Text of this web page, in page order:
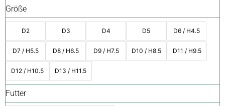
Größe
D2 D3 D4 D5 D6 / H4.5
D7 / H5.5 D8 / H6.5 D9 / H7.5 D10 / H8.5 D11 / H9.5
D12 / H10.5 D13 / H11.5
Futter